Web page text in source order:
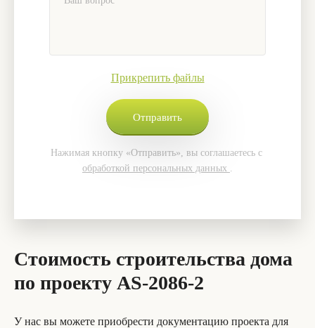
Прикрепить файлы
Нажимая кнопку «Отправить», вы соглашаетесь с
обработкой персональных данных
Стоимость строительства дома
по проекту AS-2086-2
У нас вы можете приобрести документацию проекта для